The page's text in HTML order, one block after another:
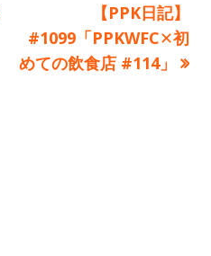
次
の
記
【PPK日記】
#1099「PPKWFC✕初
めての飲食店 #114」